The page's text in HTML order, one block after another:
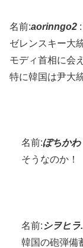
名前:aorinngo2 :
ゼレンスキー大
モディ首相に会
特に韓国は尹大
名前:ぽちかわ
そうなのか！
名前: シヲヒラ.
韓国の砲弾備